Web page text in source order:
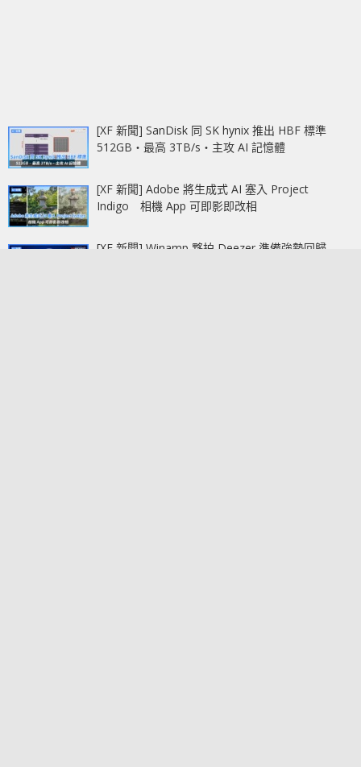
[XF 新聞] SanDisk 同 SK hynix 推出 HBF 標準
512GB‧最高 3TB/s‧主攻 AI 記憶體
[XF 新聞] Adobe 將生成式 AI 塞入 Project
Indigo 相機 App 可即影即改相
[XF 新聞] Winamp 夥拍 Deezer 準備強勢回歸